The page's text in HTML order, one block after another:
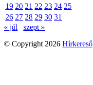
19 20 21 22 23 24 25
26 27 28 29 30 31
« júl
szept »
© Copyright 2026 Hírkereső